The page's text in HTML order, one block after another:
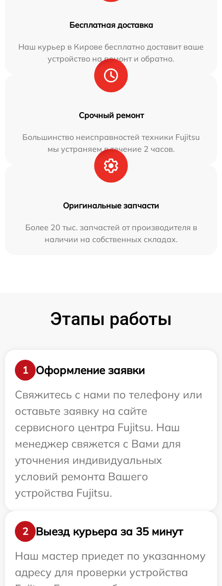
Бесплатная доставка
Наш курьер в Кирове бесплатно доставит ваше
устройство на ремонт и обратно.
Срочный ремонт
Большинство неисправностей техники Fujitsu
мы устраняем в течение 2 часов.
Оригинальные запчасти
Более 20 тыс. запчастей от производителя в
наличии на собственных складах.
Этапы работы
1
Оформление заявки
Свяжитесь с нами по телефону или
оставьте заявку на сайте
сервисного центра Fujitsu. Наш
менеджер свяжется с Вами для
уточнения индивидуальных
условий ремонта Вашего
устройства Fujitsu.
2
Выезд курьера за 35 минут
Наш мастер приедет по указанному
адресу для проверки устройства